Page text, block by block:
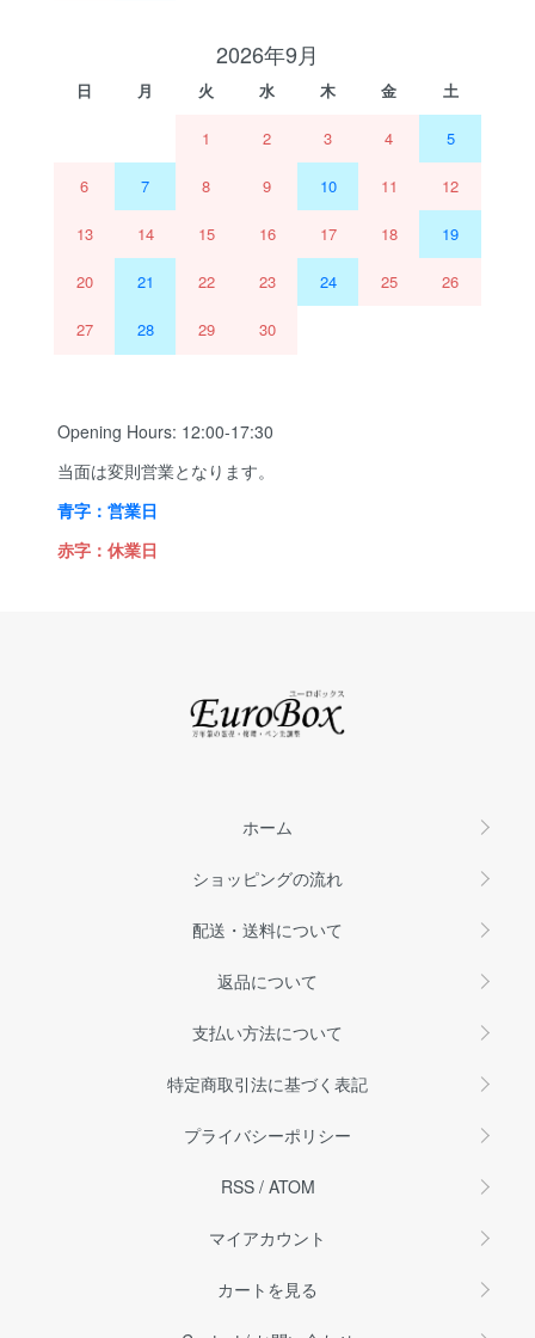
2026年9月
日 月 火 水 木 金 土
1 2 3 4 5
6 7 8 9 10 11 12
13 14 15 16 17 18 19
20 21 22 23 24 25 26
27 28 29 30
Opening Hours: 12:00-17:30
当面は変則営業となります。
青字：営業日
赤字：休業日
ホーム
ショッピングの流れ
配送・送料について
返品について
支払い方法について
特定商取引法に基づく表記
プライバシーポリシー
RSS/ ATOM
マイアカウント
カートを見る